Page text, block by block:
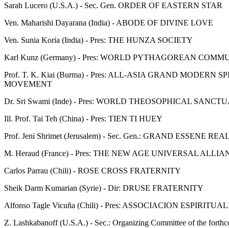
Sarah Lucero (U.S.A.) - Sec. Gen. ORDER OF EASTERN STAR
Ven. Maharishi Dayarana (India) - ABODE OF DIVINE LOVE
Ven. Sunia Koria (India) - Pres: THE HUNZA SOCIETY
Karl Kunz (Germany) - Pres: WORLD PYTHAGOREAN
Prof. T. K. Kiai (Burma) - Pres: ALL-ASIA GRAND MODERN
MOVEMENT
Dr. Sri Swami (Inde) - Pres: WORLD THEOSOPHICAL
Ill. Prof. Tai Teh (China) - Pres: TIEN TI HUEY
Prof. Jeni Shrimet (Jerusalem) - Sec. Gen.: GRAND ESSENE
M. Heraud (France) - Pres: THE NEW AGE UNIVERSAL
Carlos Parrau (Chili) - ROSE CROSS FRATERNITY
Sheik Darm Kumarian (Syrie) - Dir: DRUSE FRATERNITY
Alfonso Tagle Vicuña (Chili) - Pres: ASSOCIACION
Z. Lashkabanoff (U.S.A.) - Sec.: Organizing Committee of the